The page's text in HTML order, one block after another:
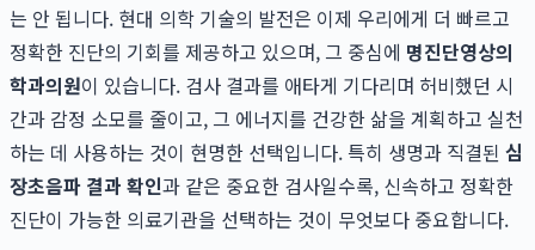
는 안 됩니다. 현대 의학 기술의 발전은 이제 우리에게 더 빠르고
정확한 진단의 기회를 제공하고 있으며, 그 중심에 명진단영상의
학과의원이 있습니다. 검사 결과를 애타게 기다리며 허비했던 시
간과 감정 소모를 줄이고, 그 에너지를 건강한 삶을 계획하고 실천
하는 데 사용하는 것이 현명한 선택입니다. 특히 생명과 직결된 심
장초음파 결과 확인과 같은 중요한 검사일수록, 신속하고 정확한
진단이 가능한 의료기관을 선택하는 것이 무엇보다 중요합니다.